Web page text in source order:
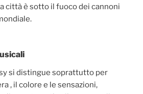
città è sotto il fuoco dei cannoni
si distingue soprattutto per
, il colore e le sensazioni,